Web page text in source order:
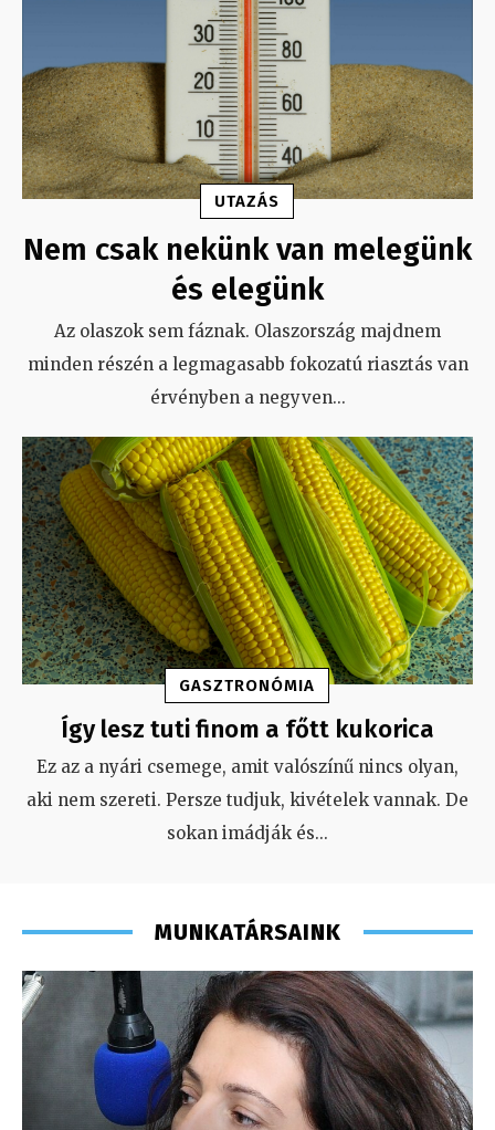
UTAZÁS
Nem csak nekünk van melegünk
és elegünk
Az olaszok sem fáznak. Olaszország majdnem
minden részén a legmagasabb fokozatú riasztás van
érvényben a negyven...
GASZTRONÓMIA
Így lesz tuti finom a főtt kukorica
Ez az a nyári csemege, amit valószínű nincs olyan,
aki nem szereti. Persze tudjuk, kivételek vannak. De
sokan imádják és...
MUNKATÁRSAINK